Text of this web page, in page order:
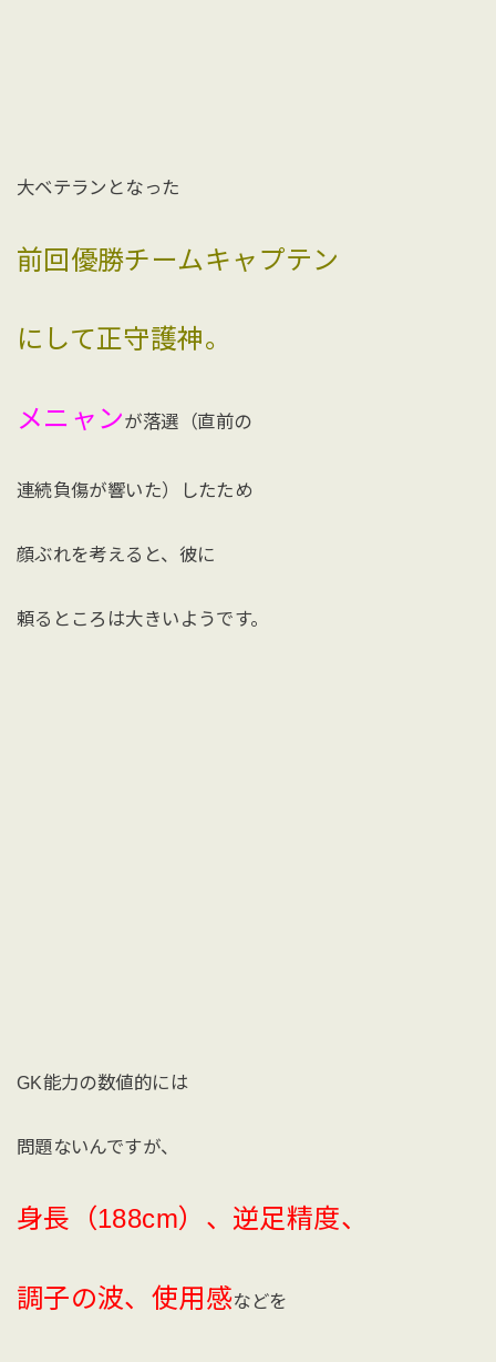
大ベテランとなった
前回優勝チームキャプテン
にして正守護神。
メニャンが落選（直前の
連続負傷が響いた）したため
顔ぶれを考えると、彼に
頼るところは大きいようです。
GK能力の数値的には
問題ないんですが、
身長（188cm）、逆足精度、
調子の波、使用感などを